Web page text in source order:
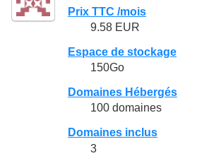
Prix TTC /mois
9.58 EUR
Espace de stockage
150Go
Domaines Hébergés
100 domaines
Domaines inclus
3